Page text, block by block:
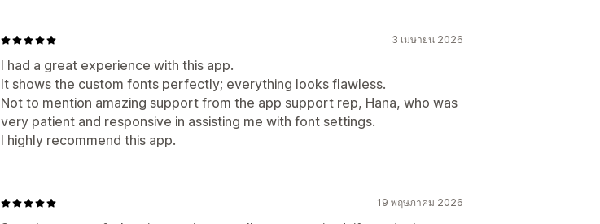
3 เมษายน 2026
I had a great experience with this app.
It shows the custom fonts perfectly; everything looks flawless.
Not to mention amazing support from the app support rep, Hana, who was
very patient and responsive in assisting me with font settings.
I highly recommend this app.
19 พฤษภาคม 2026